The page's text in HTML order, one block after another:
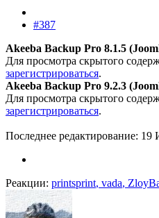
#387
Akeeba Backup Pro 8.1.5
Для просмотра скрытого
зарегистрироваться.
Akeeba Backup Pro 9.2.3
Для просмотра скрытого
зарегистрироваться.
Последнее редактирование: 19
Реакции: printsprint, vada,